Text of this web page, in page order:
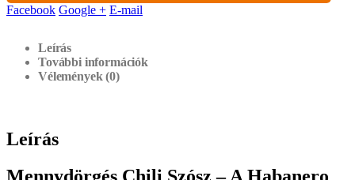
Facebook Google + E-mail
Leírás
További információk
Vélemények (0)
Leírás